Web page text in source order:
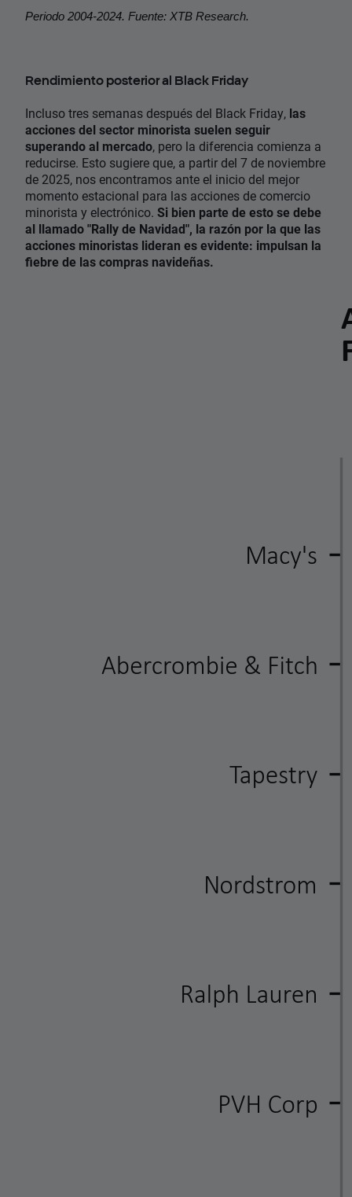
Periodo 2004-2024. Fuente: XTB Research.
Rendimiento posterior al Black Friday
Incluso tres semanas después del Black Friday, las
acciones del sector minorista suelen seguir
superando al mercado, pero la diferencia comienza a
reducirse. Esto sugiere que, a partir del 7 de noviembre
de 2025, nos encontramos ante el inicio del mejor
momento estacional para las acciones de comercio
minorista y electrónico. Si bien parte de esto se debe
al llamado "Rally de Navidad", la razón por la que las
acciones minoristas lideran es evidente: impulsan la
fiebre de las compras navideñas.